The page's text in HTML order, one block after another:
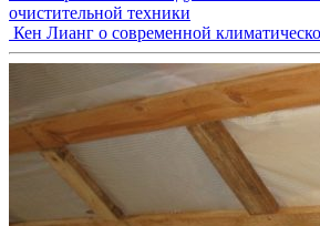
очистительной техники
Кен Лианг о современной